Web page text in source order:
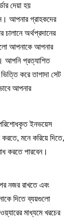
দেয়া হয়
আপনার গ্রাহকদের
অর্থপ্রদানের
আপনাকে আপনার
আপনি প্রত্যাশিত
ভিত্তি করে তাগাদা সেট
আপনার
ইনভয়েস
মনে করিয়ে দিতে,
করতে পারবেন।
নজর রাখতে এবং
দিতে ব্যয়গুলো
মাধ্যমে খরচের